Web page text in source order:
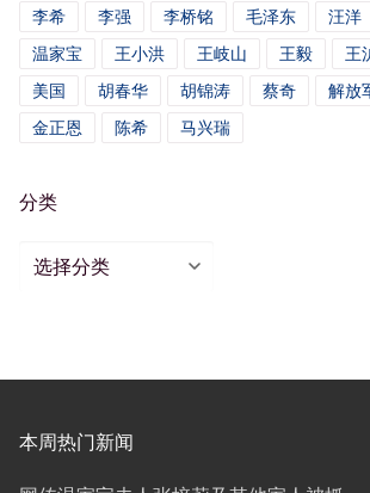
李希
李强 李桥铭 毛泽东 汪洋
温家宝
王小洪 王岐山 王毅 王
美国
胡春华 胡锦涛 蔡奇 解放
金正恩
陈希 马兴瑞
分类
分
本周热门新闻